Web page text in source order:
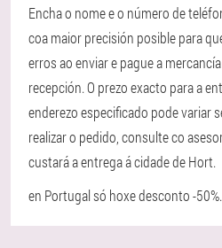
Encha o nome e o número de
coa maior precisión posible para
erros ao enviar e pague a
recepción. O prezo exacto para a
enderezo especificado pode variar
realizar o pedido, consulte co
custará a entrega á cidade de Hort.
en Portugal só hoxe desconto -50%.